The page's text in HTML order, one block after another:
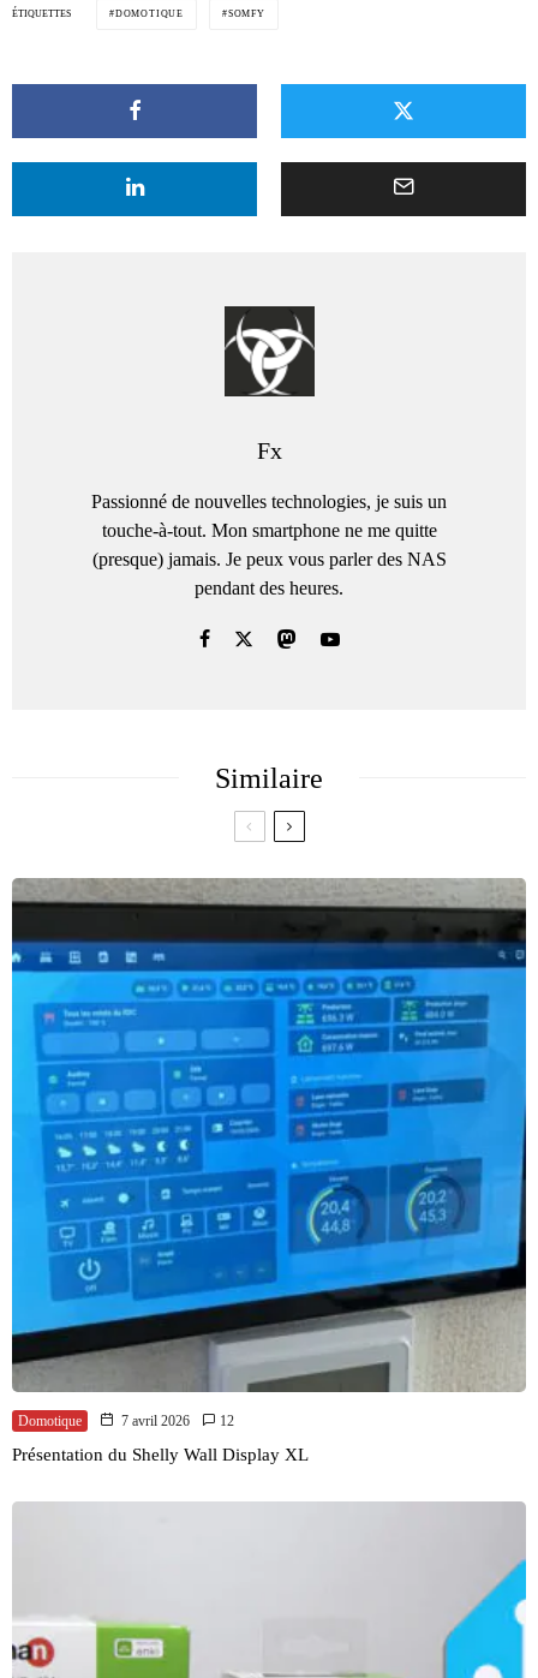
ÉTIQUETTES DOMOTIQUE SOMFY
Fx
Passionné de nouvelles technologies, je suis un
touche-à-tout. Mon smartphone ne me quitte
(presque) jamais. Je peux vous parler des NAS
pendant des heures.
Similaire
Domotique 7 avril 2026 12
Présentation du Shelly Wall Display XL